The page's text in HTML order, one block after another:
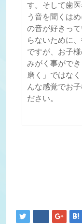
す。そして歯
う音を聞くは
の音が好きっ
らないために
ですが、お子
みがく事がで
磨く」ではな
んな感覚でお
ださい。